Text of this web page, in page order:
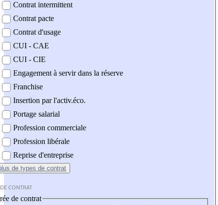
Contrat intermittent
Contrat pacte
Contrat d'usage
CUI - CAE
CUI - CIE
Engagement à servir dans la réserve
Franchise
Insertion par l'activ.éco.
Portage salarial
Profession commerciale
Profession libérale
Reprise d'entreprise
de types de contrat
CONTRAT
de contrat